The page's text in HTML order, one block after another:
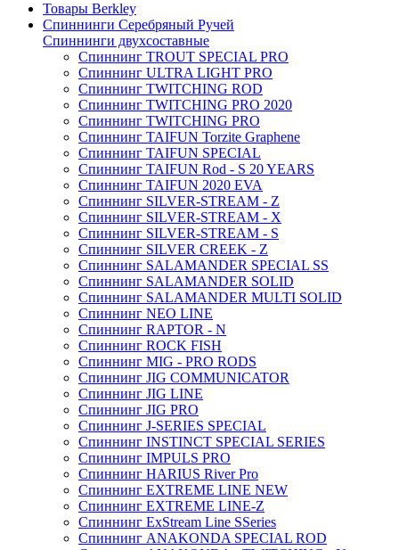
Товары Berkley
Спиннинги Серебряный Ручей
Спиннинги двухсоставные
Спиннинг TROUT SPECIAL PRO
Спиннинг ULTRA LIGHT PRO
Спиннинг TWITCHING ROD
Спиннинг TWITCHING PRO 2020
Спиннинг TWITCHING PRO
Спиннинг TAIFUN Torzite Graphene
Спиннинг TAIFUN SPECIAL
Спиннинг TAIFUN Rod - S 20 YEARS
Спиннинг TAIFUN 2020 EVA
Спиннинг SILVER-STREAM - Z
Спиннинг SILVER-STREAM - X
Спиннинг SILVER-STREAM - S
Спиннинг SILVER CREEK - Z
Спиннинг SALAMANDER SPECIAL SS
Спиннинг SALAMANDER SOLID
Спиннинг SALAMANDER MULTI SOLID
Спиннинг NEO LINE
Спиннинг RAPTOR - N
Спиннинг ROCK FISH
Спиннинг MIG - PRO RODS
Спиннинг JIG COMMUNICATOR
Спиннинг JIG LINE
Спиннинг JIG PRO
Спиннинг J-SERIES SPECIAL
Спиннинг INSTINCT SPECIAL SERIES
Спиннинг IMPULS PRO
Спиннинг HARIUS River Pro
Спиннинг EXTREME LINE NEW
Спиннинг EXTREME LINE-Z
Спиннинг ExStream Line SSeries
Спиннинг ANAKONDA SPECIAL ROD